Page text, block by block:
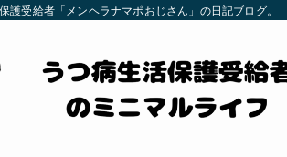
護受給者「メンヘラナマポおじさん」の日記ブログ。